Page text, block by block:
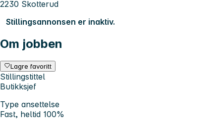
2230 Skotterud
Stillingsannonsen er inaktiv.
Om jobben
Lagre favoritt
Stillingstittel
Butikksjef
Type ansettelse
Fast, heltid 100%